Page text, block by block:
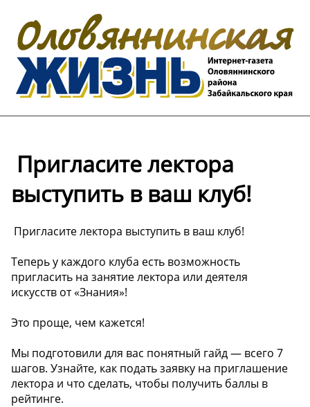
️ Пригласите лектора
выступить в ваш клуб!
️ Пригласите лектора выступить в ваш клуб!
Теперь у каждого клуба есть возможность
пригласить на занятие лектора или деятеля
искусств от «Знания»!
Это проще, чем кажется!
Мы подготовили для вас понятный гайд — всего 7
шагов. Узнайте, как подать заявку на приглашение
лектора и что сделать, чтобы получить баллы в
рейтинге.